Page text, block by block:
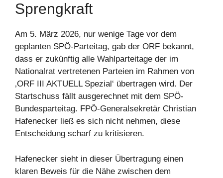
Sprengkraft
Am 5. März 2026, nur wenige Tage vor dem
geplanten SPÖ-Parteitag, gab der ORF bekannt,
dass er zukünftig alle Wahlparteitage der im
Nationalrat vertretenen Parteien im Rahmen von
‚ORF III AKTUELL Spezial‘ übertragen wird. Der
Startschuss fällt ausgerechnet mit dem SPÖ-
Bundesparteitag. FPÖ-Generalsekretär Christian
Hafenecker ließ es sich nicht nehmen, diese
Entscheidung scharf zu kritisieren.
Hafenecker sieht in dieser Übertragung einen
klaren Beweis für die Nähe zwischen dem